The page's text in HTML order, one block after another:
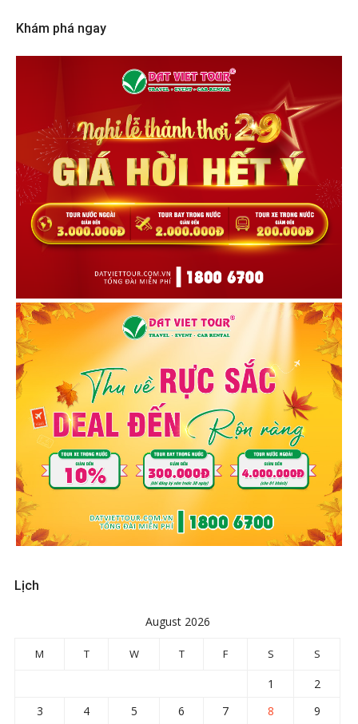
Khám phá ngay
Lịch
August 2026
M T W T F S S
1
2
3
4 5 6 7 8
9